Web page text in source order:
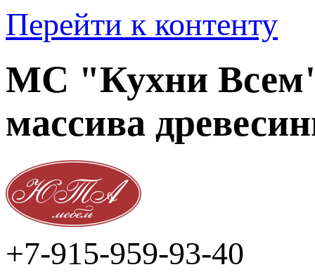
Перейти к контенту
МС "Кухни
массива
+7-915-959-93-40